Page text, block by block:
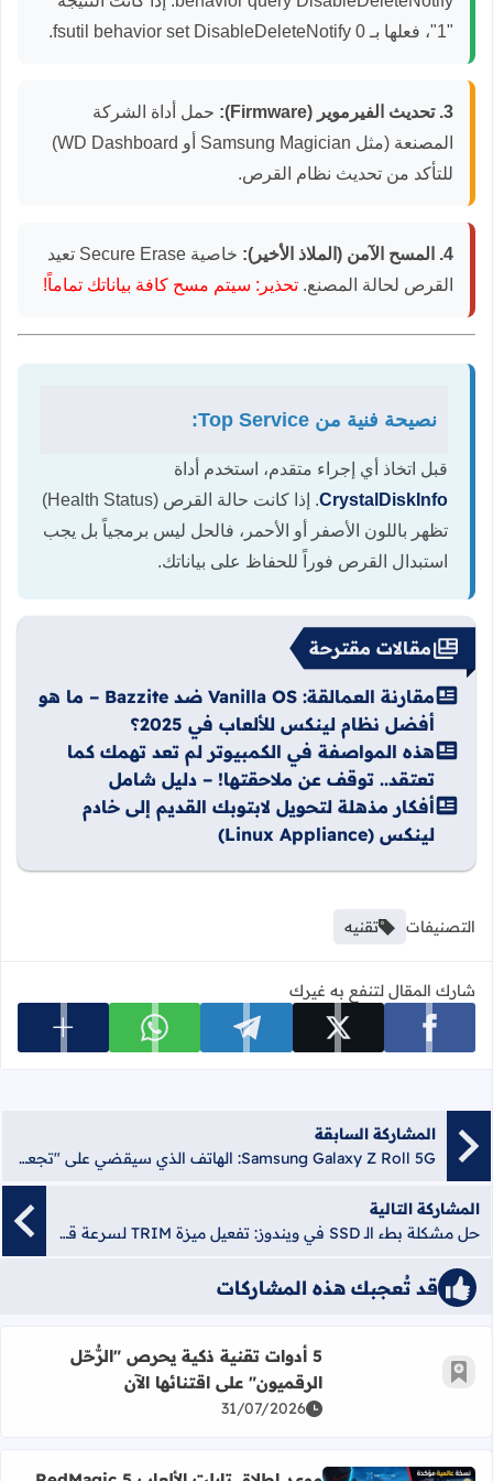
"1"، فعلها بـ
fsutil behavior set DisableDeleteNotify 0
.
3. تحديث الفيرموير (Firmware):
حمل أداة الشركة
المصنعة (مثل Samsung Magician أو WD Dashboard)
للتأكد من تحديث نظام القرص.
4. المسح الآمن (الملاذ الأخير):
خاصية Secure Erase تعيد
القرص لحالة المصنع. تحذير: سيتم مسح كافة بياناتك تماماً!
نصيحة فنية من Top Service:
قبل اتخاذ أي إجراء متقدم، استخدم أداة
CrystalDiskInfo
. إذا كانت حالة القرص (Health Status)
تظهر باللون الأصفر أو الأحمر، فالحل ليس برمجياً بل يجب
استبدال القرص فوراً للحفاظ على بياناتك.
مقالات مقترحة
مقارنة العمالقة: Vanilla OS ضد Bazzite – ما هو
أفضل نظام لينكس للألعاب في 2025؟
هذه المواصفة في الكمبيوتر لم تعد تهمك كما
تعتقد.. توقف عن ملاحقتها! – دليل شامل
أفكار مذهلة لتحويل لابتوبك القديم إلى خادم
لينكس (Linux Appliance)
التصنيفات تقنيه
شارك المقال لتنفع به غيرك
شارك على facebook شارك على x شارك على telegram شارك على whatsapp عرض
المشاركة السابقة
Samsung Galaxy Z Roll 5G: الهاتف الذي سيقضي على "تجعد الشاشات" للأبد!
المشاركة التالية
حل مشكلة بطء الـ SSD في ويندوز: تفعيل ميزة TRIM لسرعة قصوى
قد تُعجبك هذه المشاركات
أضف إلى العلامات المرجعية
اقرأ المزيد عن 5 أدوات تقنية ذكية يحرص "الرُّحّل الرقميون" على اقتنائها الآن5 أدوات تقنية ذكية يحرص "الرُّحّل
الرقميون" على اقتنائها الآن
31/07/2026